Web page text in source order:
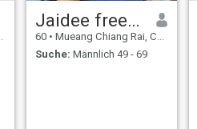
Jaidee freedom
60 • Mueang Chiang Rai, Chiang Rai, Thailand
Suche: Männlich 49 - 69